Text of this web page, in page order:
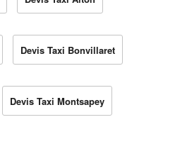
Devis Taxi Bonvillaret
Devis Taxi Montsapey